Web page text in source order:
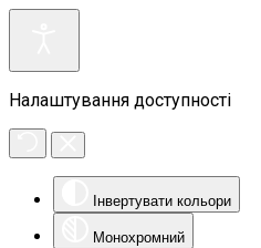
Налаштування доступності
Інвертувати кольори
Монохромний